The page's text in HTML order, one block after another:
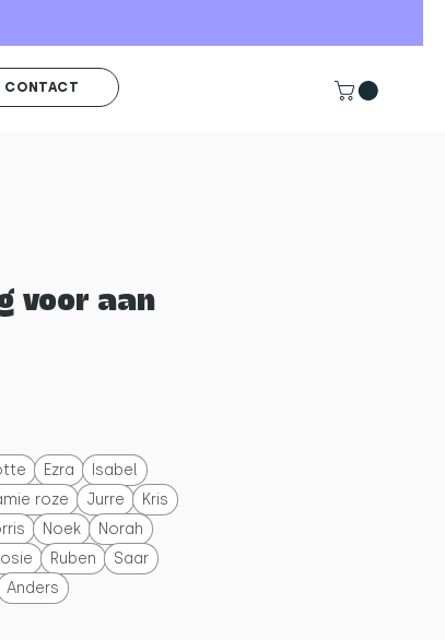
CONTACT
voor aan
Ezra
Isabel
roze Jurre
Kris
Noek
Norah
Ruben
Saar
Anders